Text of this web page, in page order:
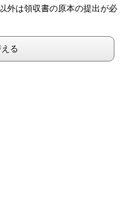
外は領収書の原本の提出が必
る